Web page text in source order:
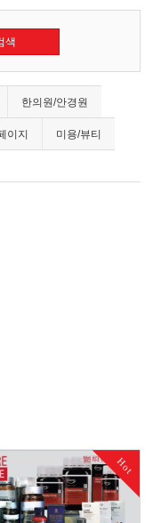
색
한의원/안경원
이지 미용/뷰티
Hot